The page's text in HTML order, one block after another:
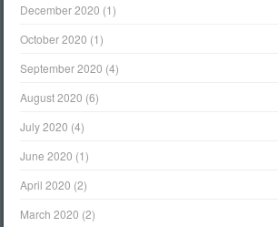
December 2020 (1)
October 2020 (1)
September 2020 (4)
August 2020 (6)
July 2020 (4)
June 2020 (1)
April 2020 (2)
March 2020 (2)